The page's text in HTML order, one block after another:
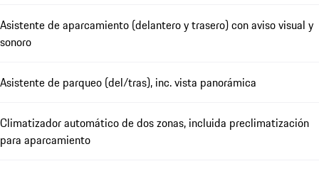
Asistente de aparcamiento (delantero y trasero) con aviso visual y
sonoro
Asistente de parqueo (del/tras), inc. vista panorámica
Climatizador automático de dos zonas, incluida preclimatización
para aparcamiento